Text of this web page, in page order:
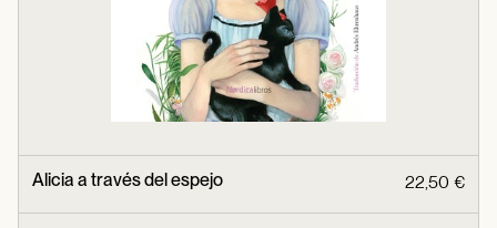
Alicia a través del espejo 22,50 €